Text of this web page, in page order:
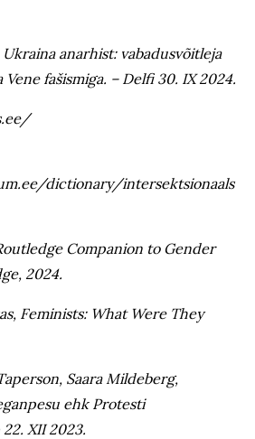
Ukraina anarhist: vabadusvõitleja
fašismiga. – Delfi 30. IX 2024.
dictionary/intersektsionaals
Companion to Gender
2024.
Feminists: What Were They
Saara Mildeberg,
ehk Protesti
XII 2023.